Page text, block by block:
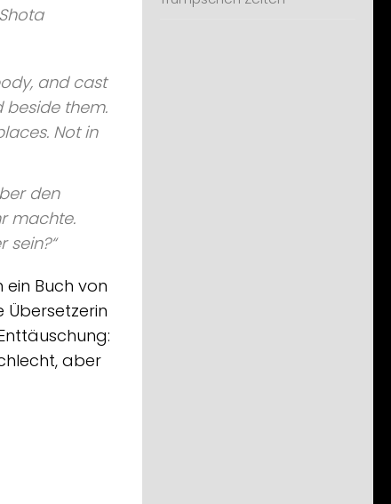
and cast
them.
Not in
den
machte.
sein?“
Buch von
Übersetzerin
aber